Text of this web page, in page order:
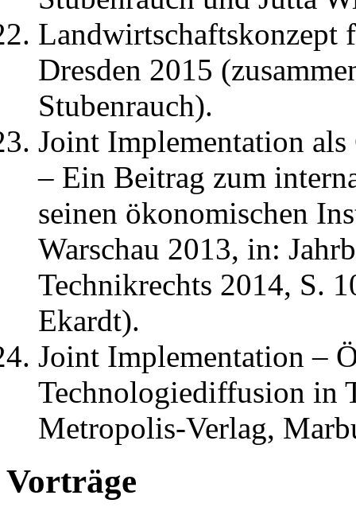
Landwirtschaftskonzept
Dresden 2015
Stubenrauch).
Joint Implementation
– Ein Beitrag zum
seinen ökonomischen
Warschau 2013, in:
Technikrechts 2014, S.
Ekardt).
Joint Implementation –
Technologiediffusion in
Metropolis-Verlag,
Vorträge